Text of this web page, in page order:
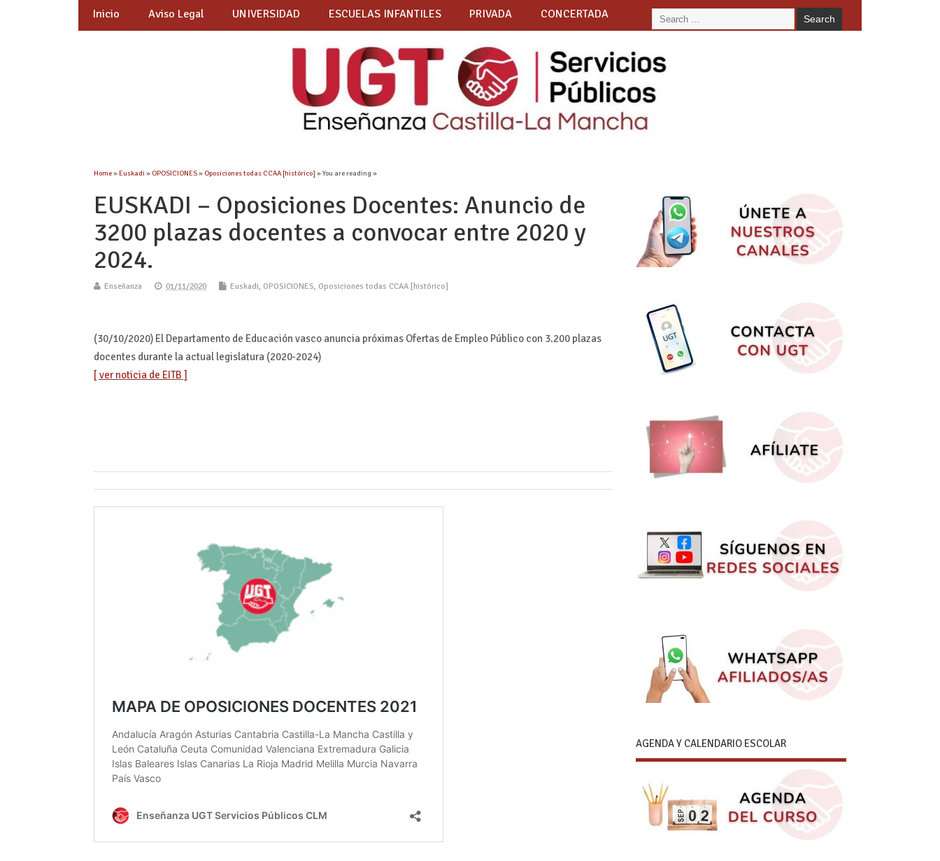
Inicio Aviso Legal UNIVERSIDAD ESCUELAS INFANTILES PRIVADA CONCERTADA
Home»Euskadi » OPOSICIONES» Oposiciones todas CCAA [histórico] » You are reading »
EUSKADI – Oposiciones Docentes: Anuncio de
3200 plazas docentes a convocar entre 2020 y
2024.
Enseñanza 01/11/2020 Euskadi, OPOSICIONES, Oposiciones todas CCAA [histórico]
(30/10/2020) El Departamento de Educación vasco anuncia próximas Ofertas de Empleo Público con 3.200 plazas
docentes durante la actual legislatura (2020-2024)
[ ver noticia de EITB ]
AGENDA Y CALENDARIO ESCOLAR